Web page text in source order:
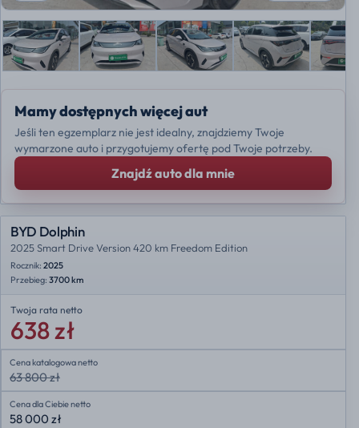
Mamy dostępnych więcej aut
Jeśli ten egzemplarz nie jest idealny, znajdziemy Twoje
wymarzone auto i przygotujemy ofertę pod Twoje potrzeby.
Znajdź auto dla mnie
BYD Dolphin
2025 Smart Drive Version 420 km Freedom Edition
Rocznik: 2025
Przebieg: 3700 km
Twoja rata netto
638 zł
Cena katalogowa netto
63 800 zł
Cena dla Ciebie netto
58 000 zł